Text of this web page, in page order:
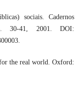
sociais. Cadernos
41, 2001. DOI:
the real world. Oxford: